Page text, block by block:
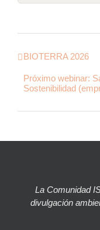
BIOTERRA 2026
Próximo webinar:
Sostenibilidad
La Comunidad
divulgación